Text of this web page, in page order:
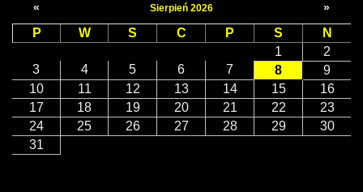
«
Sierpień 2026 »
P W S C P S
N
1
2
3
4 5 6 7 8
9
10
11 12 13 14 15
16
17
18 19 20 21 22
23
24
25 26 27 28 29
30
31